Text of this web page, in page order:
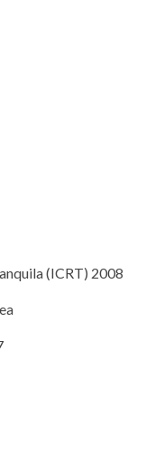
(ICRT) 2008